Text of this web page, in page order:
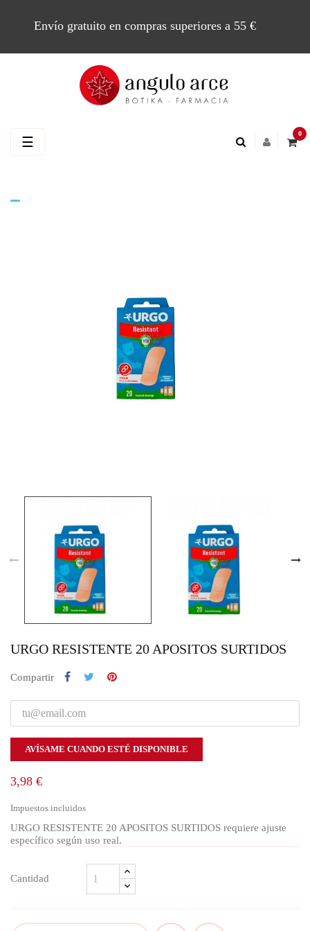
Envío gratuito en compras superiores a 55 €
0
Navegación
☰
URGO RESISTENTE 20 APOSITOS SURTIDOS
Compartir
AVÍSAME CUANDO ESTÉ DISPONIBLE
3,98 €
Impuestos incluidos
URGO RESISTENTE 20 APOSITOS SURTIDOS requiere ajuste
específico según uso real.
Cantidad